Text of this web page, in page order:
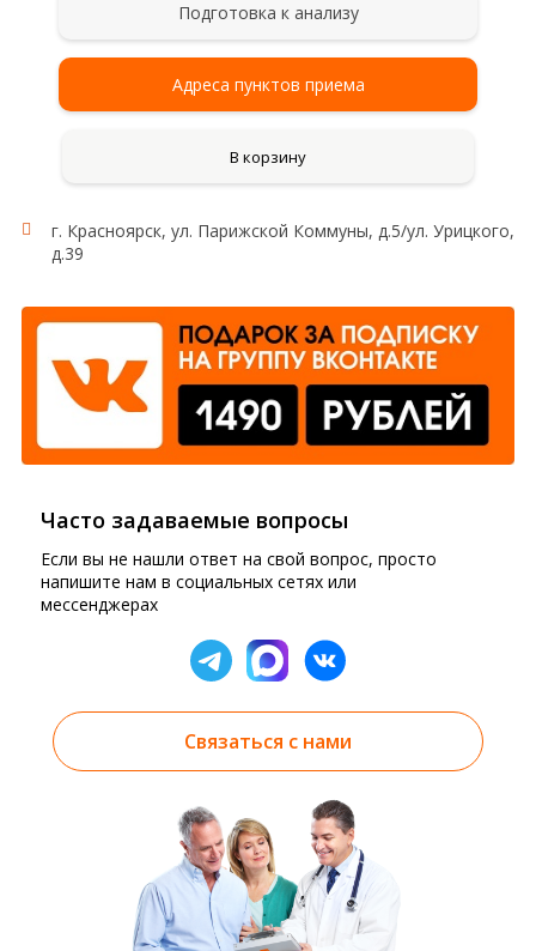
Подготовка к анализу
Адреса пунктов приема
В корзину
г. Красноярск, ул. Парижской Коммуны, д.5/ул. Урицкого,
д.39
Часто задаваемые вопросы
Если вы не нашли ответ на свой вопрос, просто
напишите нам в социальных сетях или
мессенджерах
Связаться с нами